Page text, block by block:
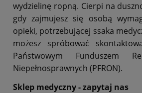
wydzielinę ropną. Cierpi na
gdy zajmujesz się osobą
opieki, potrzebującej ssaka
możesz spróbować
Państwowym Funduszem
Niepełnosprawnych (PFRON).
Sklep medyczny - zapytaj nas